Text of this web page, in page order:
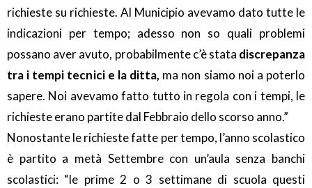
richieste su richieste. Al Municipio avevamo dato tutte le
indicazioni per tempo; adesso non so quali problemi
possano aver avuto, probabilmente c’è stata discrepanza
tra i tempi tecnici e la ditta, ma non siamo noi a poterlo
sapere. Noi avevamo fatto tutto in regola con i tempi, le
richieste erano partite dal Febbraio dello scorso anno.”
Nonostante le richieste fatte per tempo, l’anno scolastico
è partito a metà Settembre con un’aula senza banchi
scolastici: “le prime 2 o 3 settimane di scuola questi